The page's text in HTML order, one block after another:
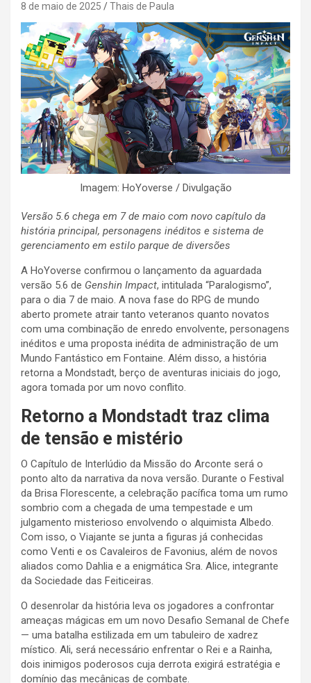
8 de maio de 2025 Thais de Paula
Imagem: HoYoverse / Divulgação
Versão 5.6 chega em 7 de maio com novo capítulo da
história principal, personagens inéditos e sistema de
gerenciamento em estilo parque de diversões
A HoYoverse confirmou o lançamento da aguardada
versão 5.6 de Genshin Impact, intitulada “Paralogismo”,
para o dia 7 de maio. A nova fase do RPG de mundo
aberto promete atrair tanto veteranos quanto novatos
com uma combinação de enredo envolvente, personagens
inéditos e uma proposta inédita de administração de um
Mundo Fantástico em Fontaine. Além disso, a história
retorna a Mondstadt, berço de aventuras iniciais do jogo,
agora tomada por um novo conflito.
Retorno a Mondstadt traz clima
de tensão e mistério
O Capítulo de Interlúdio da Missão do Arconte será o
ponto alto da narrativa da nova versão. Durante o Festival
da Brisa Florescente, a celebração pacífica toma um rumo
sombrio com a chegada de uma tempestade e um
julgamento misterioso envolvendo o alquimista Albedo.
Com isso, o Viajante se junta a figuras já conhecidas
como Venti e os Cavaleiros de Favonius, além de novos
aliados como Dahlia e a enigmática Sra. Alice, integrante
da Sociedade das Feiticeiras.
O desenrolar da história leva os jogadores a confrontar
ameaças mágicas em um novo Desafio Semanal de Chefe
— uma batalha estilizada em um tabuleiro de xadrez
místico. Ali, será necessário enfrentar o Rei e a Rainha,
dois inimigos poderosos cuja derrota exigirá estratégia e
domínio das mecânicas de combate.